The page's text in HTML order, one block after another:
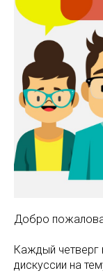
Добро
Каждый четверг
дискуссии на